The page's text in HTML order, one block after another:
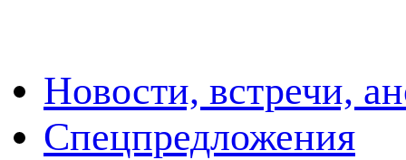
Новости, встречи,
Спецпредложения